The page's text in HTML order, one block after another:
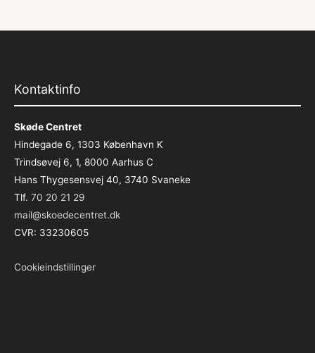
Kontaktinfo
Skøde Centret
Hindegade 6, 1303 København K
Trindsøvej 6, 1, 8000 Aarhus C
Hans Thygesensvej 40, 3740 Svaneke
Tlf. 70 20 21 29
mail@skoedecentret.dk
CVR: 33230605
Cookieindstillinger